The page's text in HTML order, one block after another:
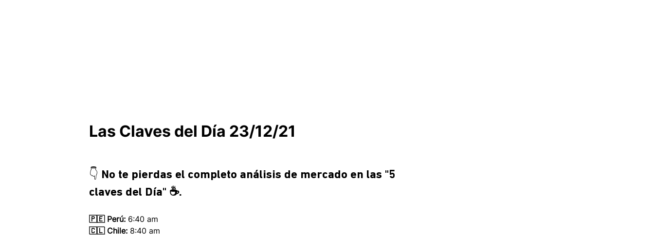
Las Claves del Día 23/12/21
👇 No te pierdas el completo análisis de mercado en las "5
claves del Día" ☕.
🇵🇪 Perú: 6:40 am
🇨🇱 Chile: 8:40 am